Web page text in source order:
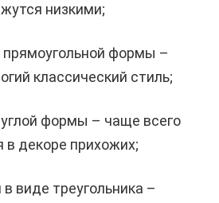
низкими;
прямоугольной формы –
классический стиль;
формы – чаще всего
в декоре прихожих;
виде треугольника –